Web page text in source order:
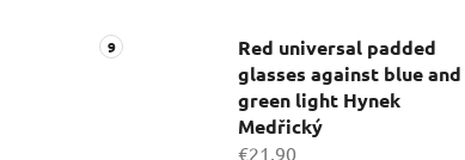
Red universal padded
glasses against blue and
green light Hynek
Medřický
€21,90